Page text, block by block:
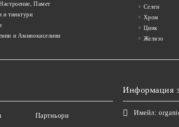
Памет
и тинктури
и Аминокиселини
Селен
Хром
Цинк
Желязо
Партньори
Информация
Имейл: